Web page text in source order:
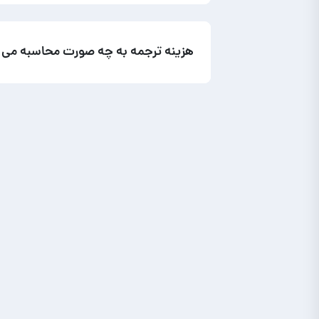
هزینه ترجمه به چه صورت محاسبه